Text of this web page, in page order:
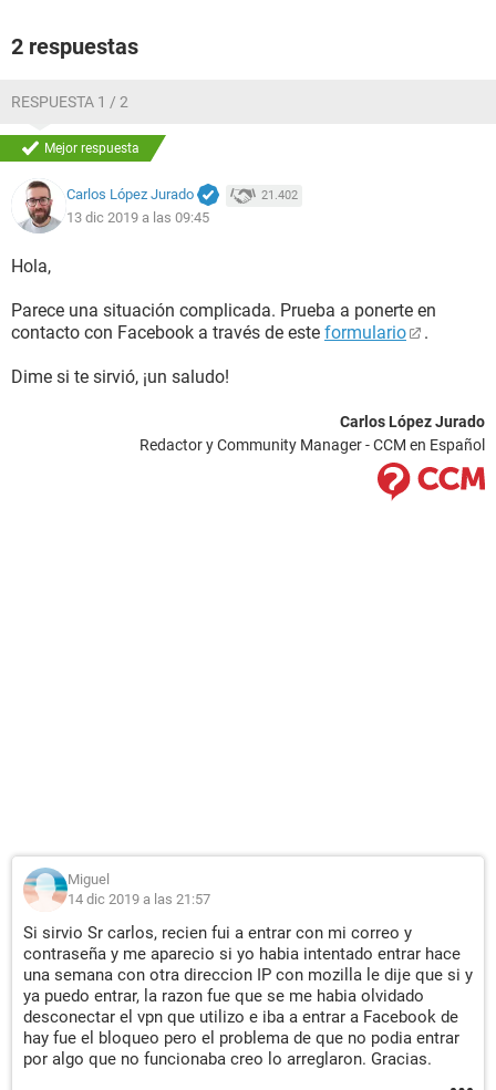
2 respuestas
RESPUESTA 1 / 2
Mejor respuesta
Carlos López Jurado 21.402
13 dic 2019 a las 09:45
Hola,
Parece una situación complicada. Prueba a ponerte en
contacto con Facebook a través de este formulario .
Dime si te sirvió, ¡un saludo!
Carlos López Jurado
Redactor y Community Manager - CCM en Español
Miguel
14 dic 2019 a las 21:57
Si sirvio Sr carlos, recien fui a entrar con mi correo y
contraseña y me aparecio si yo habia intentado entrar hace
una semana con otra direccion IP con mozilla le dije que si y
ya puedo entrar, la razon fue que se me habia olvidado
desconectar el vpn que utilizo e iba a entrar a Facebook de
hay fue el bloqueo pero el problema de que no podia entrar
por algo que no funcionaba creo lo arreglaron. Gracias.